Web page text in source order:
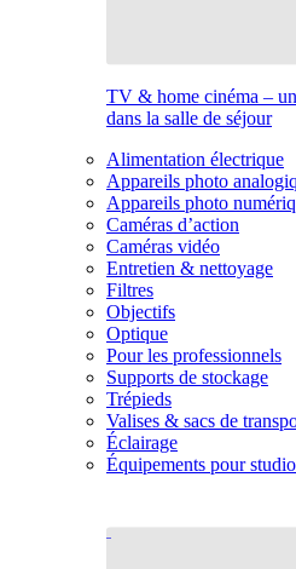
TV & home cinéma –
dans la salle de séjour
Alimentation électrique
Appareils photo
Appareils photo
Caméras d’action
Caméras vidéo
Entretien & nettoyage
Filtres
Objectifs
Optique
Pour les professionnels
Supports de stockage
Trépieds
Valises & sacs de
Éclairage
Équipements pour